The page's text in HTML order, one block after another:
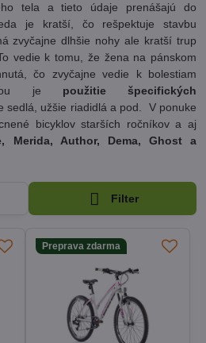
tela a tieto údaje prenášajú do
je kratší, čo rešpektuje stavbu
zvyčajne dlhšie nohy ale kratší trup
vedie k tomu, že žena na pánskom
čo zvyčajne vedie k bolestiam
je použitie špecifických
sedlá, užšie riadidlá a pod. V ponuke
bicyklov starších ročníkov a aj
Merida, Author, Dema, Ghost a
Filter
Preprava zdarma